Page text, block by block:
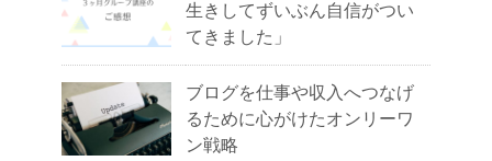
生きしてずいぶん自信がつい
てきました」
ブログを仕事や収入へつなげ
るために心がけたオンリーワ
ン戦略